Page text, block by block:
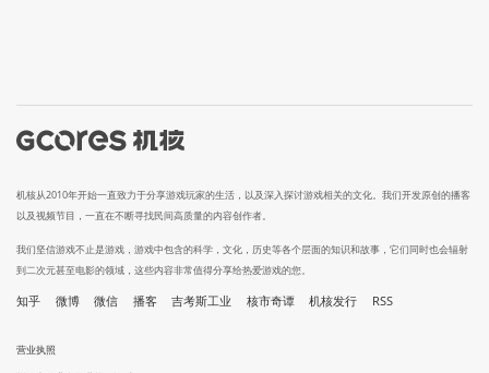
机核从2010年开始一直致力于分享游戏玩家的生活，以及深入探讨游戏相关的文化。我们开发原创的播客
以及视频节目，一直在不断寻找民间高质量的内容创作者。
我们坚信游戏不止是游戏，游戏中包含的科学，文化，历史等各个层面的知识和故事，它们同时也会辐射
到二次元甚至电影的领域，这些内容非常值得分享给热爱游戏的您。
知乎 微博 微信 播客 吉考斯工业 核市奇谭 机核发行 RSS
营业执照